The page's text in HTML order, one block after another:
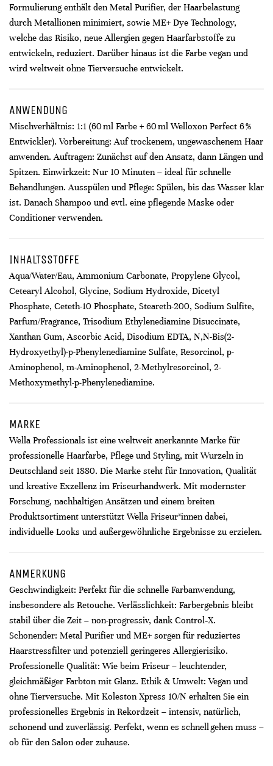
Formulierung enthält den Metal Purifier, der Haarbelastung
durch Metallionen minimiert, sowie ME+ Dye Technology,
welche das Risiko, neue Allergien gegen Haarfarbstoffe zu
entwickeln, reduziert. Darüber hinaus ist die Farbe vegan und
wird weltweit ohne Tierversuche entwickelt.
ANWENDUNG
Mischverhältnis: 1:1 (60 ml Farbe + 60 ml Welloxon Perfect 6 %
Entwickler). Vorbereitung: Auf trockenem, ungewaschenem Haar
anwenden. Auftragen: Zunächst auf den Ansatz, dann Längen und
Spitzen. Einwirkzeit: Nur 10 Minuten – ideal für schnelle
Behandlungen. Ausspülen und Pflege: Spülen, bis das Wasser klar
ist. Danach Shampoo und evtl. eine pflegende Maske oder
Conditioner verwenden.
INHALTSSTOFFE
Aqua/Water/Eau, Ammonium Carbonate, Propylene Glycol,
Cetearyl Alcohol, Glycine, Sodium Hydroxide, Dicetyl
Phosphate, Ceteth-10 Phosphate, Steareth-200, Sodium Sulfite,
Parfum/Fragrance, Trisodium Ethylenediamine Disuccinate,
Xanthan Gum, Ascorbic Acid, Disodium EDTA, N,N-Bis(2-
Hydroxyethyl)-p-Phenylenediamine Sulfate, Resorcinol, p-
Aminophenol, m-Aminophenol, 2-Methylresorcinol, 2-
Methoxymethyl-p-Phenylenediamine.
MARKE
Wella Professionals ist eine weltweit anerkannte Marke für
professionelle Haarfarbe, Pflege und Styling, mit Wurzeln in
Deutschland seit 1880. Die Marke steht für Innovation, Qualität
und kreative Exzellenz im Friseurhandwerk. Mit modernster
Forschung, nachhaltigen Ansätzen und einem breiten
Produktsortiment unterstützt Wella Friseur*innen dabei,
individuelle Looks und außergewöhnliche Ergebnisse zu erzielen.
ANMERKUNG
Geschwindigkeit: Perfekt für die schnelle Farbanwendung,
insbesondere als Retouche. Verlässlichkeit: Farbergebnis bleibt
stabil über die Zeit – non-progressiv, dank Control‑X.
Schonender: Metal Purifier und ME+ sorgen für reduziertes
Haarstressfilter und potenziell geringeres Allergierisiko.
Professionelle Qualität: Wie beim Friseur – leuchtender,
gleichmäßiger Farbton mit Glanz. Ethik & Umwelt: Vegan und
ohne Tierversuche. Mit Koleston Xpress 10/N erhalten Sie ein
professionelles Ergebnis in Rekordzeit – intensiv, natürlich,
schonend und zuverlässig. Perfekt, wenn es schnell gehen muss –
ob für den Salon oder zuhause.